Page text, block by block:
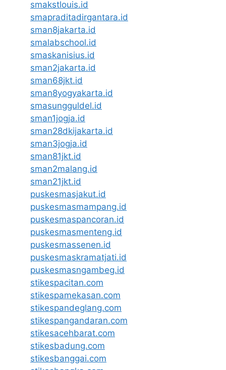
smakstlouis.id
smapraditadirgantara.id
sman8jakarta.id
smalabschool.id
smaskanisius.id
sman2jakarta.id
sman68jkt.id
sman8yogyakarta.id
smasungguldel.id
sman1jogja.id
sman28dkijakarta.id
sman3jogja.id
sman81jkt.id
sman2malang.id
sman21jkt.id
puskesmasjakut.id
puskesmasmampang.id
puskesmaspancoran.id
puskesmasmenteng.id
puskesmassenen.id
puskesmaskramatjati.id
puskesmasngambeg.id
stikespacitan.com
stikespamekasan.com
stikespandeglang.com
stikespangandaran.com
stikesacehbarat.com
stikesbadung.com
stikesbanggai.com